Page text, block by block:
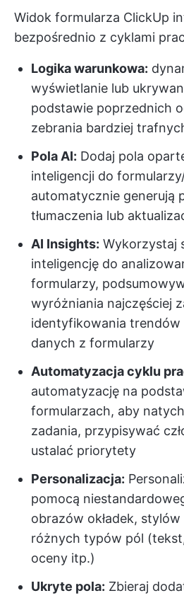
Widok formularza ClickUp
bezpośrednio z cyklami
Logika warunkowa:
wyświetlanie lub
podstawie poprzednich
zebrania bardziej
Pola AI: Dodaj pola
inteligencji do
automatycznie generują
tłumaczenia lub
AI Insights: Wykorzystaj
inteligencję do
formularzy,
wyróżniania najczęściej
identyfikowania trendów
danych z formularzy
Automatyzacja cyklu
automatyzację na
formularzach, aby
zadania, przypisywać
ustalać priorytety
Personalizacja:
pomocą
obrazów okładek,
różnych typów pól
oceny itp.)
Ukryte pola: Zbieraj